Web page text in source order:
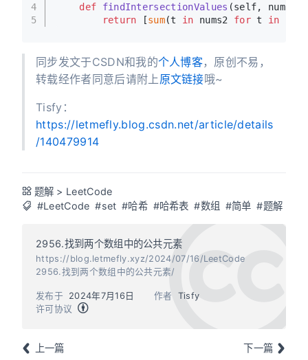
4
5
def
findIntersectionValues (self, nums1:
return [sum(t in nums2 for t in
同步发文于CSDN和我的个人博客，原创不易，
转载经作者同意后请附上 原文链接哦~
Tisfy：
https://letmefly.blog.csdn.net/article/details
/140479914
题解 > LeetCode
#LeetCode #set #哈希 #哈希表 #数组 #简单 #题解
2956.找到两个数组中的公共元素
https://blog.letmefly.xyz/2024/07/16/LeetCode
2956.找到两个数组中的公共元素/
作者 Tisfy
发布于
2024年7月16日
许可协议
上一篇 下一篇